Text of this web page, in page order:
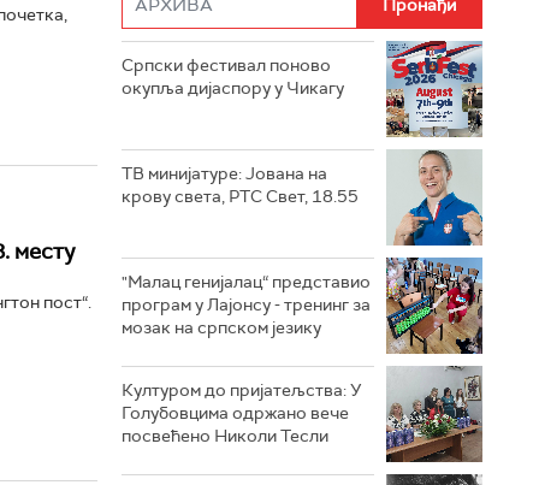
месту
пост“.
Српски фестивал поново
окупља дијаспору у Чикагу
ТВ минијатуре: Јована на
крову света, РТС Свет, 18.55
"Малац генијалац“ представио
програм у Лајонсу - тренинг за
мозак на српском језику
Културом до пријатељства: У
Голубовцима одржано вече
посвећено Николи Тесли